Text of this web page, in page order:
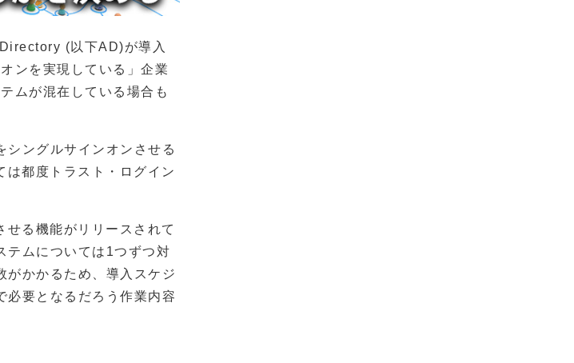
(以下AD)が導入
ンを実現している」企業
ムが混在している場合も
シングルサインオンさせる
都度トラスト・ログイン
る機能がリリースされて
テムについては1つずつ対
がかかるため、導入スケジ
必要となるだろう作業内容